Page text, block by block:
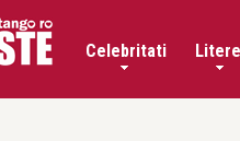
Celebritati Litere